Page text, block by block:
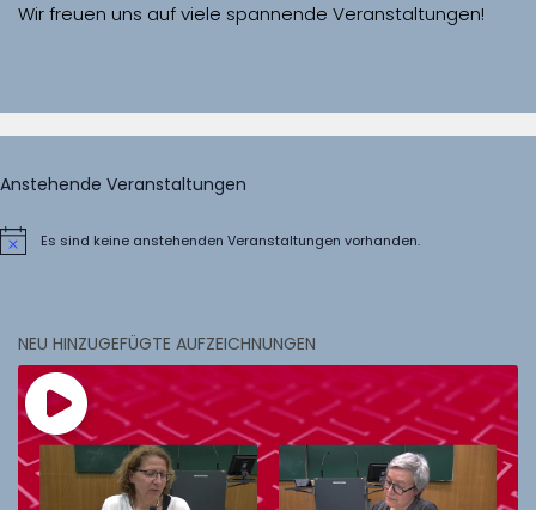
Wir freuen uns auf viele spannende Veranstaltungen!
Anstehende Veranstaltungen
HinweisEs sind keine anstehenden Veranstaltungen vorhanden.
NEU HINZUGEFÜGTE AUFZEICHNUNGEN